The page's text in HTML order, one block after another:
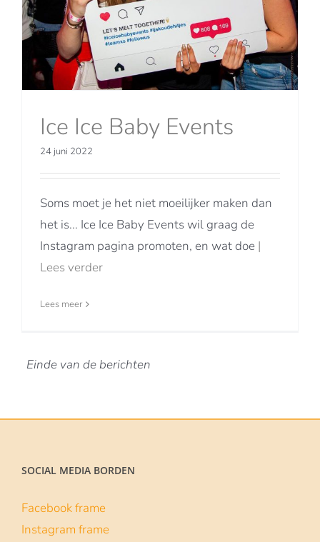
Ice Ice Baby Events
24 juni 2022
Soms moet je het niet moeilijker maken dan
het is... Ice Ice Baby Events wil graag de
Instagram pagina promoten, en wat doe |
Lees verder
Lees meer
Einde van de berichten
SOCIAL MEDIA BORDEN
Facebook frame
Instagram frame